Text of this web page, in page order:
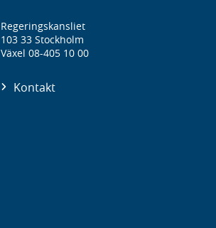
Regeringskansliet
103 33 Stockholm
Växel 08-405 10 00
Kontakt